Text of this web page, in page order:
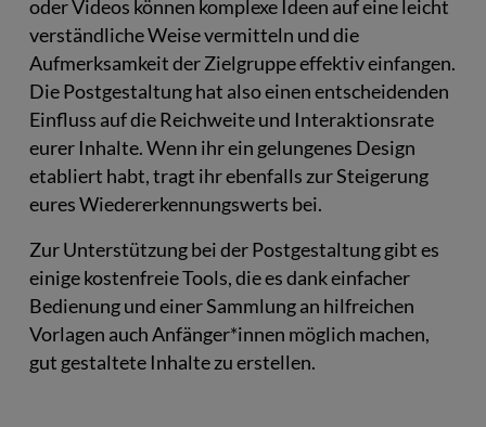
oder Videos können komplexe Ideen auf eine leicht
verständliche Weise vermitteln und die
Aufmerksamkeit der Zielgruppe effektiv einfangen.
Die Postgestaltung hat also einen entscheidenden
Einfluss auf die Reichweite und Interaktionsrate
eurer Inhalte. Wenn ihr ein gelungenes Design
etabliert habt, tragt ihr ebenfalls zur Steigerung
eures Wiedererkennungswerts bei.
Zur Unterstützung bei der Postgestaltung gibt es
einige kostenfreie Tools, die es dank einfacher
Bedienung und einer Sammlung an hilfreichen
Vorlagen auch Anfänger*innen möglich machen,
gut gestaltete Inhalte zu erstellen.